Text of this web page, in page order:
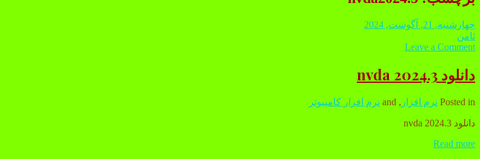
چهارشنبه, 21, آگوست, 2024
ثامن
Leave a Comment
دانلود nvda 2024.3
Posted in نرم افزار , and نرم افزار کامپیوتر
دانلود nvda 2024.3
Read moreدانلود